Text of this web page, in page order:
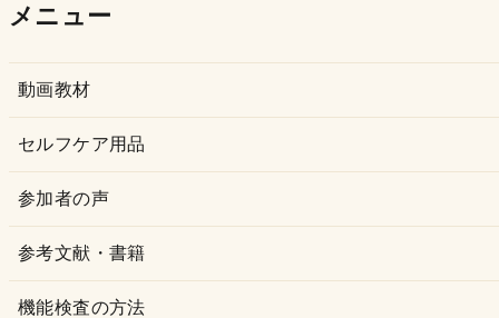
イ
メニュー
動画教材
セルフケア用品
参加者の声
参考文献・書籍
機能検査の方法